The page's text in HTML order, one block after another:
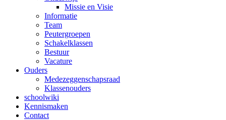
Missie en Visie
Informatie
Team
Peutergroepen
Schakelklassen
Bestuur
Vacature
Ouders
Medezeggenschapsraad
Klassenouders
schoolwiki
Kennismaken
Contact